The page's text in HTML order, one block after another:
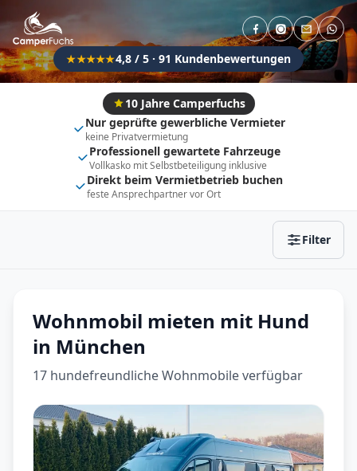
★★★★★4,8 / 5 · 91 Kundenbewertungen
10 Jahre Camperfuchs
Nur geprüfte gewerbliche Vermieter
keine Privatvermietung
Professionell gewartete Fahrzeuge
Vollkasko mit Selbstbeteiligung inklusive
Direkt beim Vermietbetrieb buchen
feste Ansprechpartner vor Ort
Filter
Flexibel (±3 Tage) Anhängerkupplung
Fahrzeugtyp
Vollintegriert Kastenwagen
Alkoven Teil-Integriert
Wohnwagen
Wohnmobil mieten mit Hund
in München
17 hundefreundliche Wohnmobileverfügbar